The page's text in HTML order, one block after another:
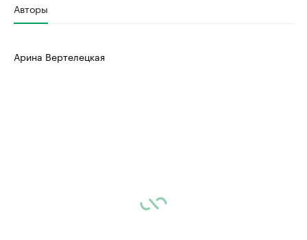
Авторы
Арина Вертелецкая